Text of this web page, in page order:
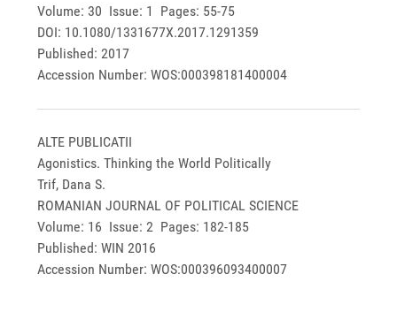
Volume: 30 Issue: 1 Pages: 55-75
DOI: 10.1080/1331677X.2017.1291359
Published: 2017
Accession Number: WOS:000398181400004
ALTE PUBLICATII
Agonistics. Thinking the World Politically
Trif, Dana S.
ROMANIAN JOURNAL OF POLITICAL SCIENCE
Volume: 16 Issue: 2 Pages: 182-185
Published: WIN 2016
Accession Number: WOS:000396093400007